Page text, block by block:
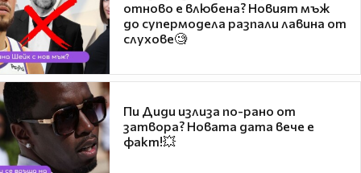
отново е влюбена? Новият мъж
до супермодела разпали лавина от
слухове🧐
Пи Диди излиза по-рано от
затвора? Новата дата вече е
факт!💥